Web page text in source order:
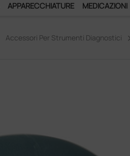
APPARECCHIATURE MEDICAZIONI
Accessori Per Strumenti Diagnostici